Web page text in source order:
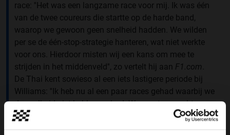
race: ''Het was een langzame race voor mij. Ik was één
van de twee coureurs die startte op de harde band,
waarop we gewoon geen snelheid hadden. We wilden
per se de één-stop-strategie hanteren, wat niet werkte
voor ons. Hierdoor misten wij een kans om mee te
strijden in het middenveld'', zo vertelt hij aan F1.com
De Thai kent sowieso al een iets lastigere periode bij
Williams: ''Ik heb nu al een paar races gehad waarbij we
de snelheid niet hebben gehad. We moeten erachter
komen waar het vandaan komt, we zien het namelijk in
de data en we zien de problemen die ik heb met de